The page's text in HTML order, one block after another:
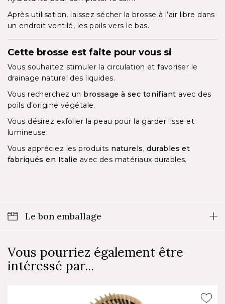
Après utilisation, laissez sécher la brosse à l’air libre dans
un endroit ventilé, les poils vers le bas.
Cette brosse est faite pour vous si
Vous souhaitez stimuler la circulation et favoriser le
drainage naturel des liquides.
Vous recherchez un brossage à sec tonifiant avec des
poils d’origine végétale.
Vous désirez exfolier la peau pour la garder lisse et
lumineuse.
Vous appréciez les produits naturels, durables et
fabriqués en Italie avec des matériaux durables.
Le bon emballage
Vous pourriez également être
intéressé par...